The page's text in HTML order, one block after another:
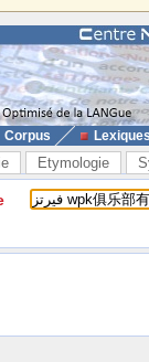
Corpus
Etymologie